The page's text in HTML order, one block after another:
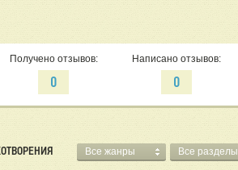
Получено отзывов:
0
Написано отзывов:
0
Все жанры Все разделы